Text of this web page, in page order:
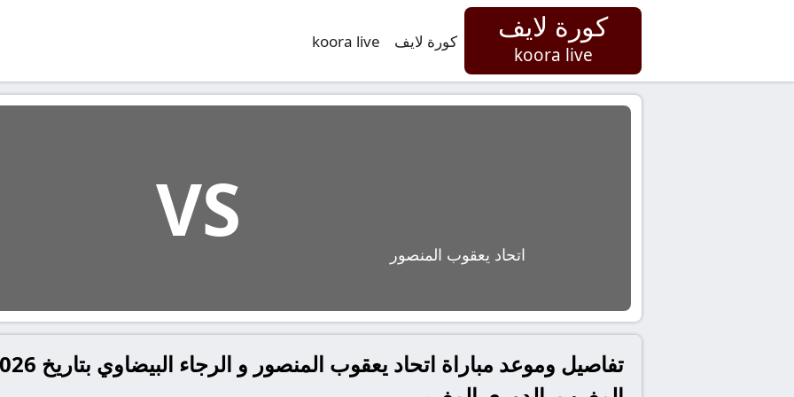
كورة لايف
koora live
كورة لايف koora live
اتحاد يعقوب المنصور VS